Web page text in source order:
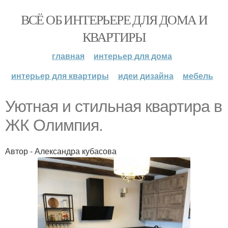
ВСЁ ОБ ИНТЕРЬЕРЕ ДЛЯ ДОМА И
КВАРТИРЫ
главная
интерьер для дома
интерьер для квартиры
идеи дизайна мебель
Уютная и стильная квартира в
ЖК Олимпия.
Автор - Александра кубасова